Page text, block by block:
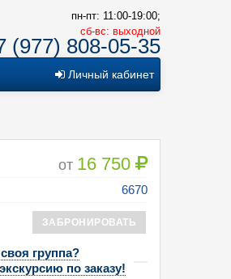
пн-пт: 11:00-19:00;
cб-вс: выходной
(977) 808-05-35
Личный кабинет
от 16 750
6670
ЗАБРОНИРОВАТЬ
группа?
по заказу!
дней + ж/д или авиа)